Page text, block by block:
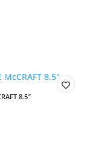
8.5″